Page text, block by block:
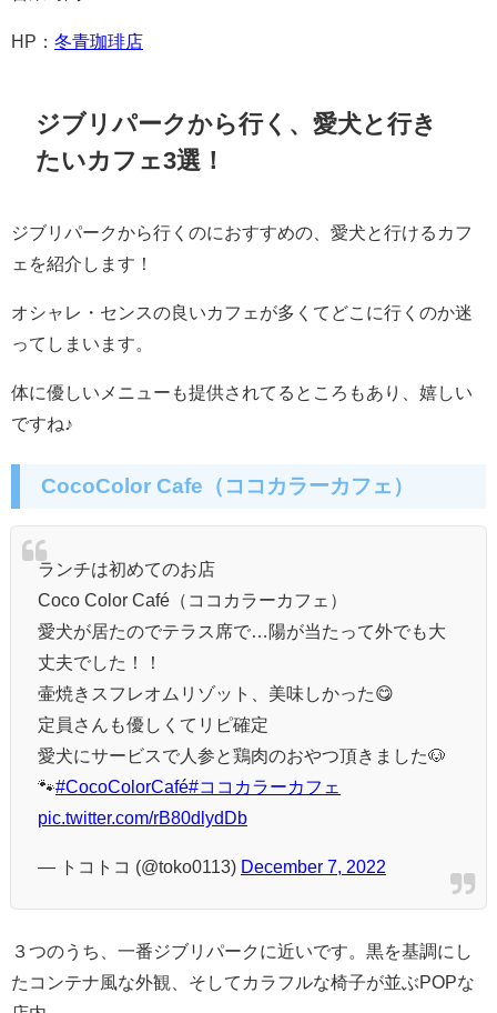
HP： 冬青珈琲店
ジブリパークから行く、愛犬と行き
たいカフェ3選！
ジブリパークから行くのにおすすめの、愛犬と行けるカフ
ェを紹介します！
オシャレ・センスの良いカフェが多くてどこに行くのか迷
ってしまいます。
体に優しいメニューも提供されてるところもあり、嬉しい
ですね♪
CocoColor Cafe（ココカラーカフェ）
ランチは初めてのお店
Coco Color Café（ココカラーカフェ）
愛犬が居たのでテラス席で…陽が当たって外でも大
丈夫でした！！
壷焼きスフレオムリゾット、美味しかった😋
定員さんも優しくてリピ確定
愛犬にサービスで人参と鶏肉のおやつ頂きました🐶
🐾#CocoColorCafé#ココカラーカフェ
pic.twitter.com/rB80dlydDb
— トコトコ (@toko0113) December 7, 2022
３つのうち、一番ジブリパークに近いです。黒を基調にし
たコンテナ風な外観、そして カラフルな椅子が並ぶPOPな